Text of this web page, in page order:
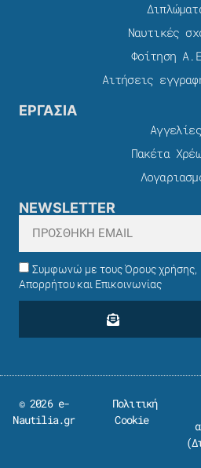
Ναυτικές
Φοίτηση
Αιτήσεις
ΕΡΓΑΣΙΑ
Αγγελίες
Πακέτα
NEWSLETTER
Συμφωνώ με τους Όρους χρήσης,
Απορρήτου και Επικοινωνίας
© 2026 e-
Nautilia.gr
Πολιτική
Cookie
(